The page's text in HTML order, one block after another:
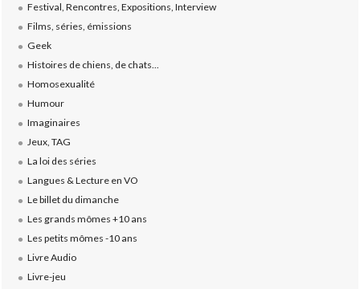
Festival, Rencontres, Expositions, Interview
Films, séries, émissions
Geek
Histoires de chiens, de chats...
Homosexualité
Humour
Imaginaires
Jeux, TAG
La loi des séries
Langues & Lecture en VO
Le billet du dimanche
Les grands mômes +10 ans
Les petits mômes -10 ans
Livre Audio
Livre-jeu